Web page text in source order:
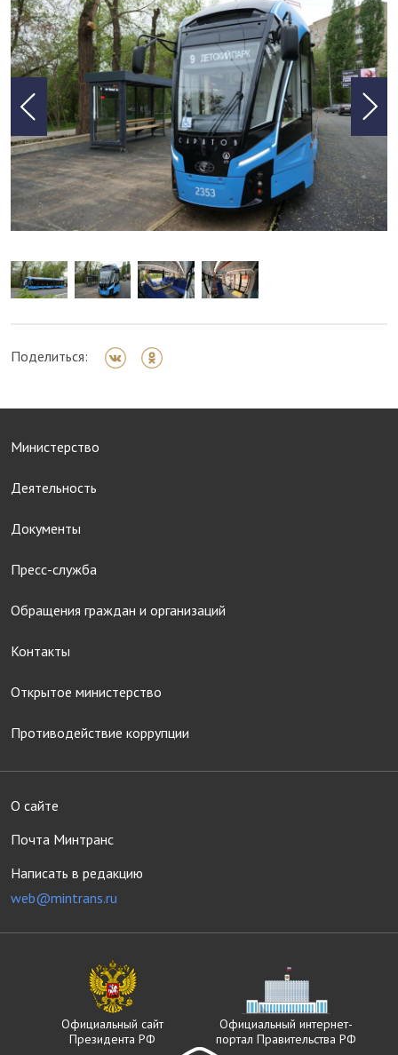
Поделиться:
Министерство
Деятельность
Документы
Пресс-служба
Обращения граждан и организаций
Контакты
Открытое министерство
Противодействие коррупции
О сайте
Почта Минтранс
Написать в редакцию
web@mintrans.ru
Официальный сайт
Президента РФ
Официальный интернет-
портал Правительства РФ